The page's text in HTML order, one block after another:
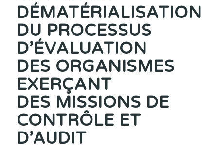
DÉMATÉRIALISATION
DU PROCESSUS
D’ÉVALUATION
DES ORGANISMES
EXERÇANT
DES MISSIONS DE
CONTRÔLE ET
D’AUDIT